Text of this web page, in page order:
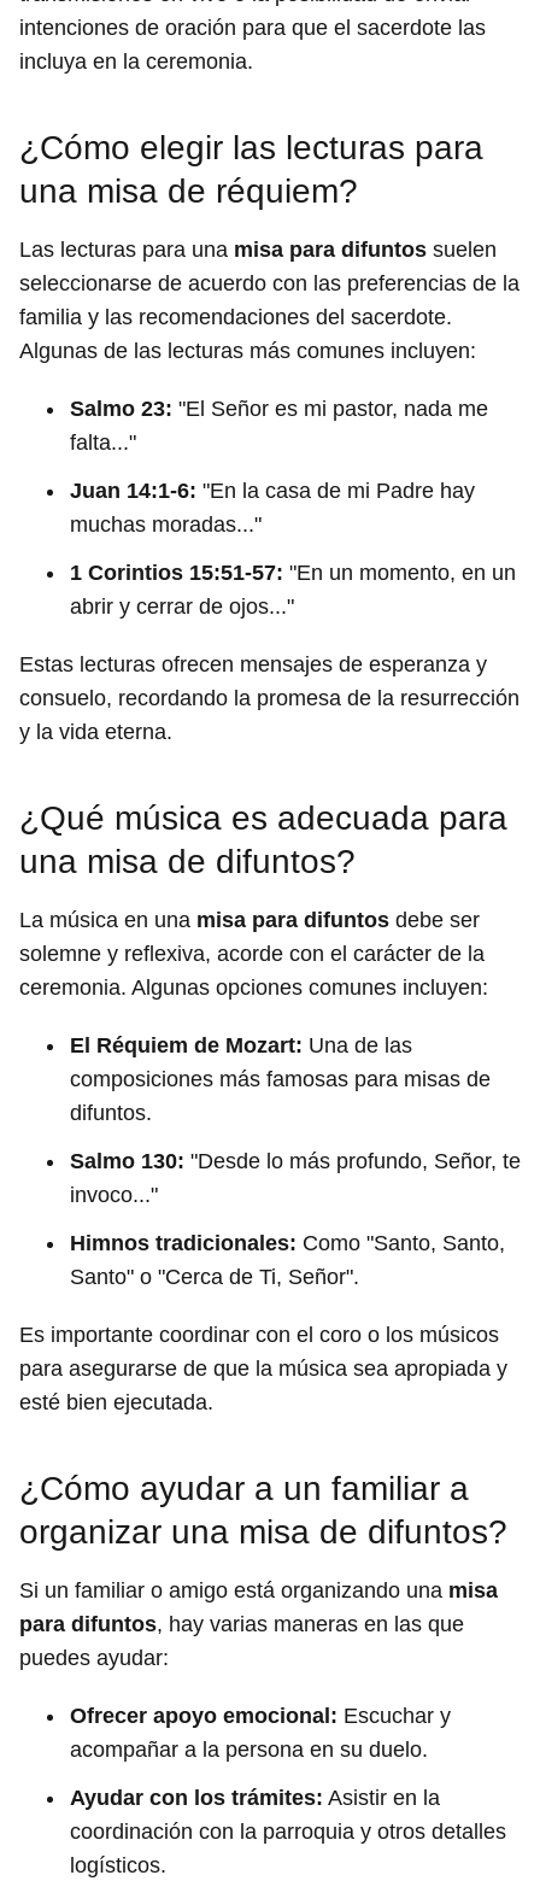
intenciones de oración para que el sacerdote las
incluya en la ceremonia.
¿Cómo elegir las lecturas para
una misa de réquiem?
Las lecturas para una misa para difuntos suelen
seleccionarse de acuerdo con las preferencias de la
familia y las recomendaciones del sacerdote.
Algunas de las lecturas más comunes incluyen:
Salmo 23: "El Señor es mi pastor, nada me
falta..."
Juan 14:1-6: "En la casa de mi Padre hay
muchas moradas..."
1 Corintios 15:51-57: "En un momento, en un
abrir y cerrar de ojos..."
Estas lecturas ofrecen mensajes de esperanza y
consuelo, recordando la promesa de la resurrección
y la vida eterna.
¿Qué música es adecuada para
una misa de difuntos?
La música en una misa para difuntos debe ser
solemne y reflexiva, acorde con el carácter de la
ceremonia. Algunas opciones comunes incluyen:
El Réquiem de Mozart: Una de las
composiciones más famosas para misas de
difuntos.
Salmo 130: "Desde lo más profundo, Señor, te
invoco..."
Himnos tradicionales: Como "Santo, Santo,
Santo" o "Cerca de Ti, Señor".
Es importante coordinar con el coro o los músicos
para asegurarse de que la música sea apropiada y
esté bien ejecutada.
¿Cómo ayudar a un familiar a
organizar una misa de difuntos?
Si un familiar o amigo está organizando una misa
para difuntos, hay varias maneras en las que
puedes ayudar:
Ofrecer apoyo emocional: Escuchar y
acompañar a la persona en su duelo.
Ayudar con los trámites: Asistir en la
coordinación con la parroquia y otros detalles
logísticos.